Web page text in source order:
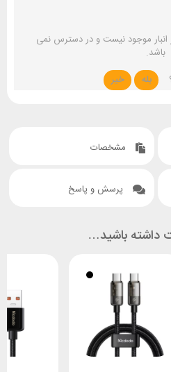
موجود نیست و در دسترس نمی
باشد.
بله خیر
مشخصات
پرسش و پاسخ
باشید…